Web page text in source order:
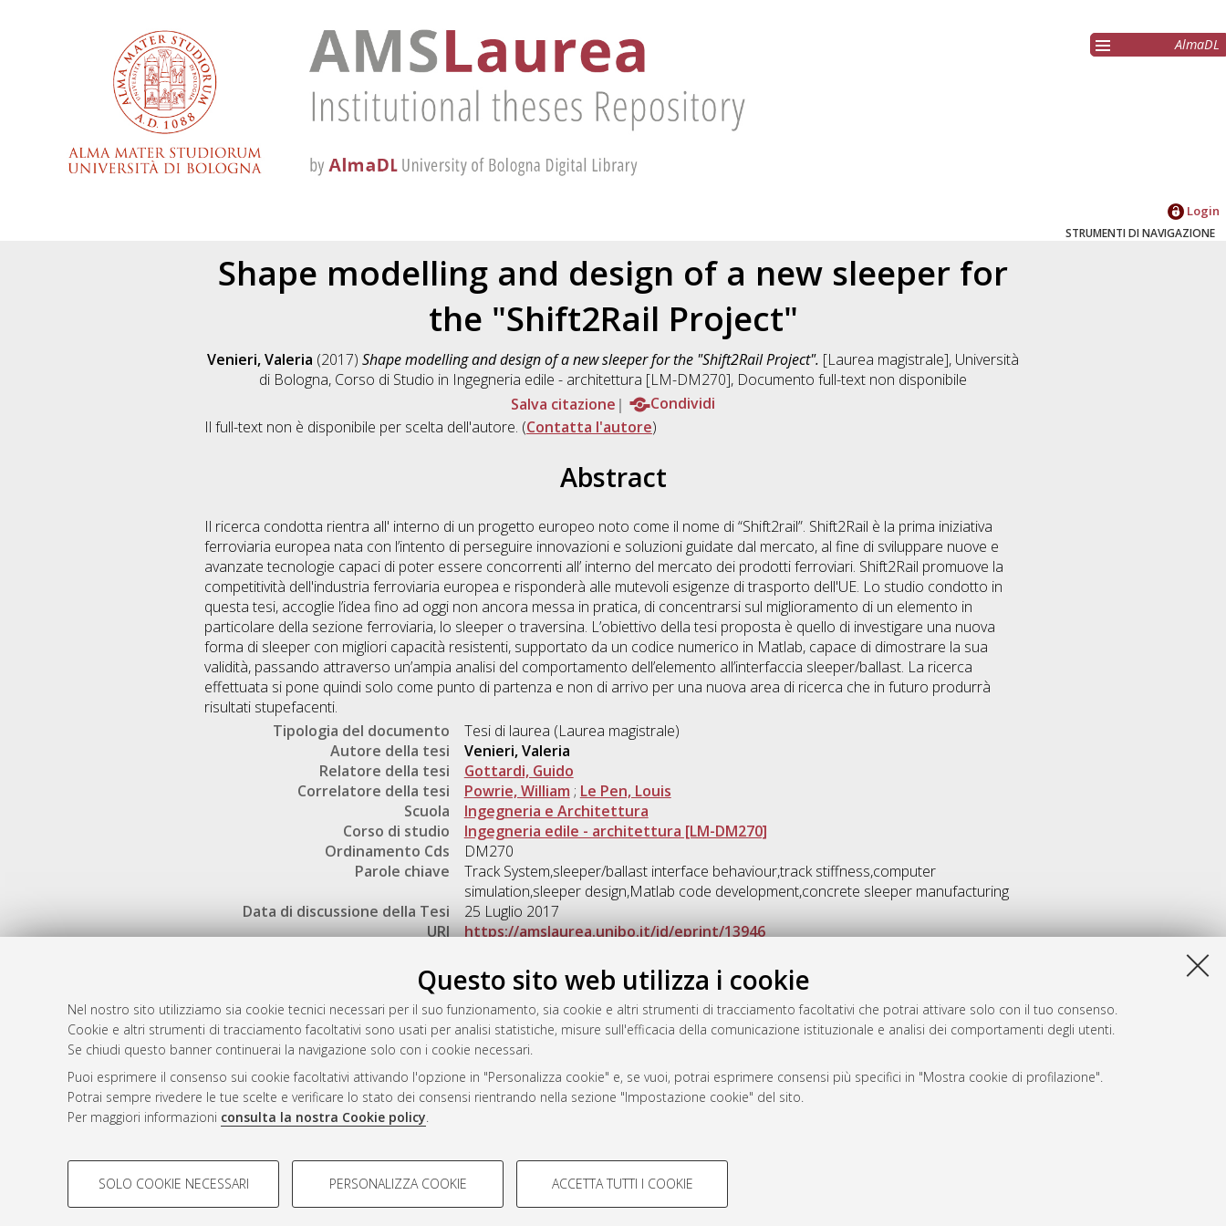
Questo sito web utilizza i cookie
Nel nostro sito utilizziamo sia cookie tecnici necessari per il suo funzionamento, sia cookie e altri strumenti di tracciamento facoltativi che potrai attivare solo con il tuo consenso.
Cookie e altri strumenti di tracciamento facoltativi sono usati per analisi statistiche, misure sull'efficacia della comunicazione istituzionale e analisi dei comportamenti degli utenti.
Se chiudi questo banner continuerai la navigazione solo con i cookie necessari.
Puoi esprimere il consenso sui cookie facoltativi attivando l'opzione in "Personalizza cookie" e, se vuoi, potrai esprimere consensi più specifici in "Mostra cookie di profilazione".
Potrai sempre rivedere le tue scelte e verificare lo stato dei consensi rientrando nella sezione "Impostazione cookie" del sito.
Per maggiori informazioni consulta la nostra Cookie policy.
COOKIE DI PROFILAZIONE - FACOLTATIVI COOKIE TECNICI - NECESSARI
SOLO COOKIE NECESSARI PERSONALIZZA COOKIE ACCETTA TUTTI I COOKIE
AlmaDL
Login
STRUMENTI DI NAVIGAZIONE
Shape modelling and design of a new sleeper for
the "Shift2Rail Project"
Venieri, Valeria (2017) Shape modelling and design of a new sleeper for the "Shift2Rail Project". [Laurea magistrale], Università
di Bologna, Corso di Studio in Ingegneria edile - architettura [LM-DM270], Documento full-text non disponibile
Salva citazione
Condividi
Il full-text non è disponibile per scelta dell'autore. (Contatta l'autore)
Abstract
Il ricerca condotta rientra all' interno di un progetto europeo noto come il nome di “Shift2rail”. Shift2Rail è la prima iniziativa
ferroviaria europea nata con l’intento di perseguire innovazioni e soluzioni guidate dal mercato, al fine di sviluppare nuove e
avanzate tecnologie capaci di poter essere concorrenti all’ interno del mercato dei prodotti ferroviari. Shift2Rail promuove la
competitività dell'industria ferroviaria europea e risponderà alle mutevoli esigenze di trasporto dell'UE. Lo studio condotto in
questa tesi, accoglie l’idea fino ad oggi non ancora messa in pratica, di concentrarsi sul miglioramento di un elemento in
particolare della sezione ferroviaria, lo sleeper o traversina. L’obiettivo della tesi proposta è quello di investigare una nuova
forma di sleeper con migliori capacità resistenti, supportato da un codice numerico in Matlab, capace di dimostrare la sua
validità, passando attraverso un’ampia analisi del comportamento dell’elemento all’interfaccia sleeper/ballast. La ricerca
effettuata si pone quindi solo come punto di partenza e non di arrivo per una nuova area di ricerca che in futuro produrrà
risultati stupefacenti.
Tipologia del documento
Tesi di laurea (Laurea magistrale)
Autore della tesi
Venieri, Valeria
Relatore della tesi
Gottardi, Guido
Correlatore della tesi
Powrie, William ; Le Pen, Louis
Scuola
Ingegneria e Architettura
Corso di studio
Ingegneria edile - architettura [LM-DM270]
Ordinamento Cds
DM270
Parole chiave
Track System,sleeper/ballast interface behaviour,track stiffness,computer
simulation,sleeper design,Matlab code development,concrete sleeper manufacturing
Data di discussione della Tesi
25 Luglio 2017
URI
https://amslaurea.unibo.it/id/eprint/13946
Gestione del documento:
Atom
Rss 1.0
Rss 2.0
AMS Laurea
Servizio implementato e gestito da
Impostazioni Cookie
Informativa sulla privacy
Condizioni d’uso del sito